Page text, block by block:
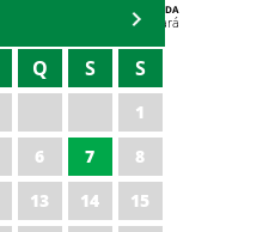
AGENDA
Polícia Militar do Ceará
Q S S
1
6 7
8
13 14
15